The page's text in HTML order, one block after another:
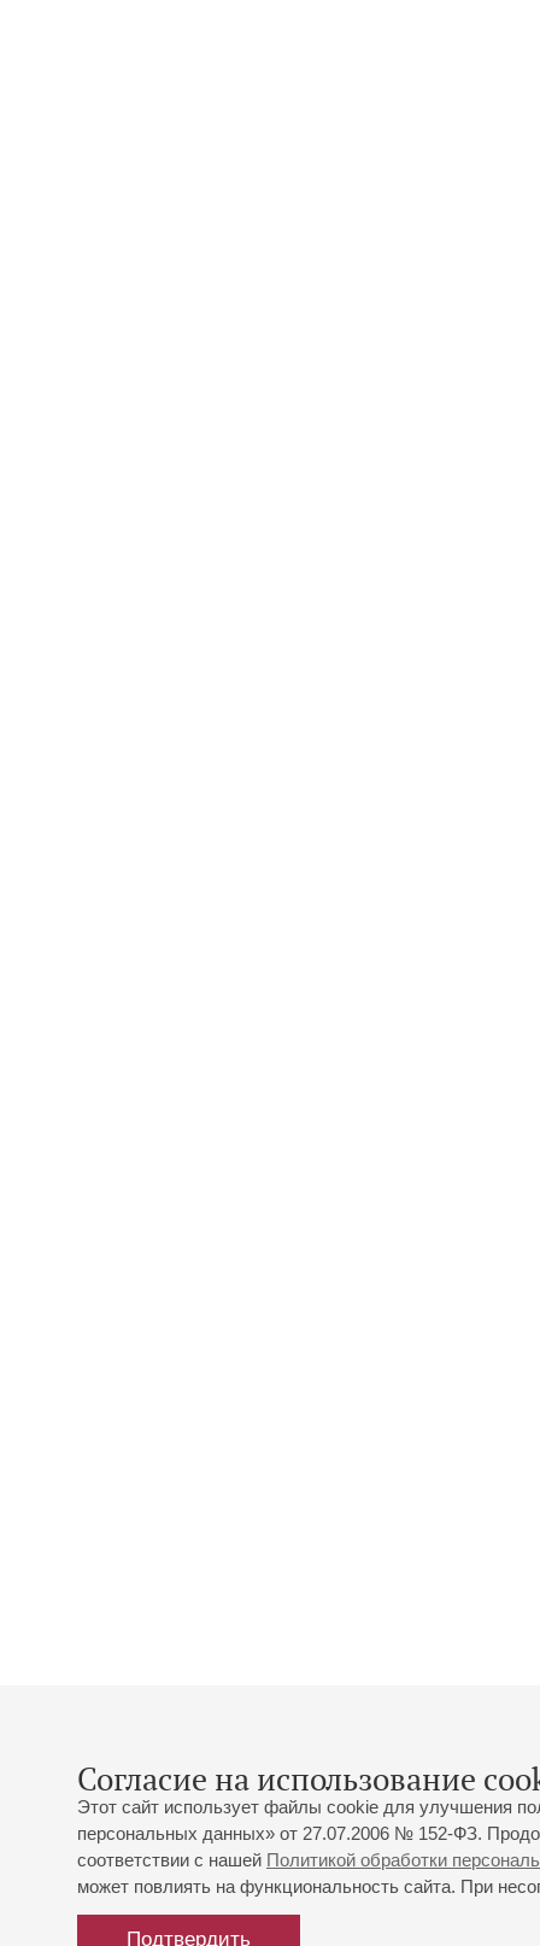
Согласие на использование
Этот сайт использует файлы cookie для улучшения
персональных данных» от 27.07.2006 № 152-ФЗ.
соответствии с нашей Политикой обработки
может повлиять на функциональность сайта. При
Подтвердить